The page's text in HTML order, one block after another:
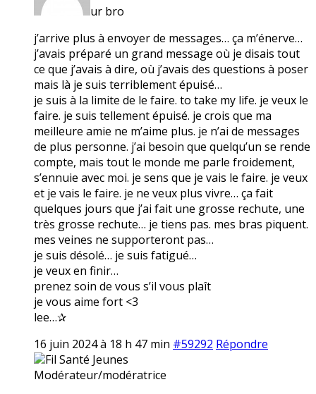
ur bro
j’arrive plus à envoyer de messages… ça m’énerve…
j’avais préparé un grand message où je disais tout
ce que j’avais à dire, où j’avais des questions à poser
mais là je suis terriblement épuisé…
je suis à la limite de le faire. to take my life. je veux le
faire. je suis tellement épuisé. je crois que ma
meilleure amie ne m’aime plus. je n’ai de messages
de plus personne. j’ai besoin que quelqu’un se rende
compte, mais tout le monde me parle froidement,
s’ennuie avec moi. je sens que je vais le faire. je veux
et je vais le faire. je ne veux plus vivre… ça fait
quelques jours que j’ai fait une grosse rechute, une
très grosse rechute… je tiens pas. mes bras piquent.
mes veines ne supporteront pas…
je suis désolé… je suis fatigué…
je veux en finir…
prenez soin de vous s’il vous plaît
je vous aime fort <3
lee…✰
16 juin 2024 à 18 h 47 min #59292 Répondre
Fil Santé Jeunes
Modérateur/modératrice